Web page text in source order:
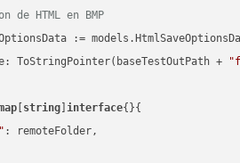
de HTML en BMP
:=
ToStringPointer(baseTestOutPath +
string ]interface{}{
: remoteFolder,